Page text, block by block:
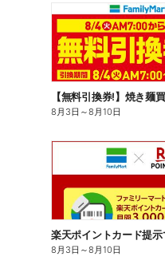
8月3日 ～8月10日
8月3日 ～8月10日